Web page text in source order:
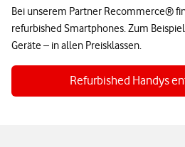
Bei unserem Partner Recommerce®
refurbished Smartphones. Zum
Geräte – in allen Preisklassen.
Refurbished Handys